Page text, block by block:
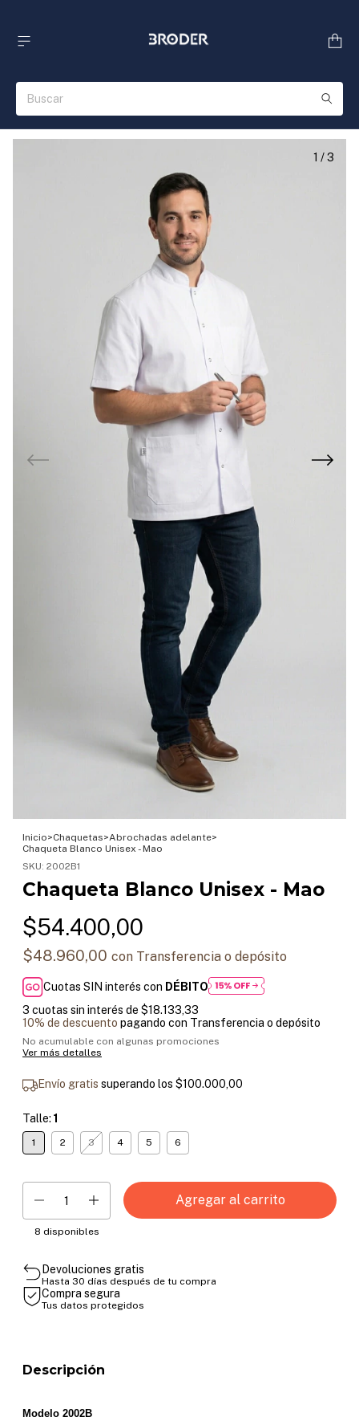
1 /3
Inicio>Chaquetas>Abrochadas adelante>
Chaqueta Blanco Unisex - Mao
SKU: 2002B1
Chaqueta Blanco Unisex - Mao
$54.400,00
$48.960,00 con Transferencia o depósito
Cuotas SIN interés con DÉBITO
3 cuotas sin interés de $18.133,33
10% de descuento pagando con Transferencia o depósito
No acumulable con algunas promociones
Ver más detalles
Envío gratis superando los $100.000,00
Talle: 1
1 2 3 4 5 6
8 disponibles
Devoluciones gratis
Hasta 30 días después de tu compra
Compra segura
Tus datos protegidos
Descripción
Modelo 2002B